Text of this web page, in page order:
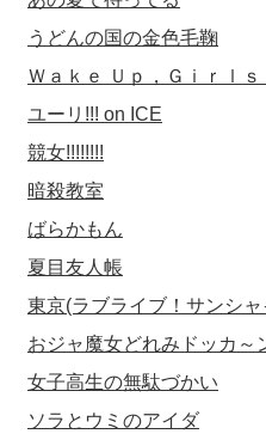
うどんの国の金色毛鞠
Ｗａｋｅ Ｕｐ，Ｇｉｒｌｓ
ユーリ!!! on ICE
競女!!!!!!!!
暗殺教室
ばらかもん
夏目友人帳
東京(ラブライブ！サンシャ
おジャ魔女どれみドッカ～
女子高生の無駄づかい
ソラとウミのアイダ